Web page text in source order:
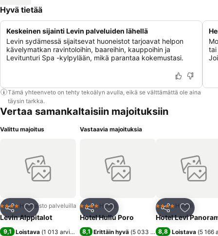
Hyvä tietää
Keskeinen sijainti Levin palveluiden lähellä
Levin sydämessä sijaitsevat huoneistot tarjoavat helpon
kävelymatkan ravintoloihin, baareihin, kauppoihin ja
Levitunturi Spa -kylpylään, mikä parantaa kokemustasi.
tai
Tämä yhteenveto on tehty tekoälyn avulla, eikä se välttämättä ole aina
täysin tarkka.
Vertaa samankaltaisiin majoituksiin
Valittu majoitus
Jaa Lisää suosikkeihin
4 TähtiluokitusHuoneisto palveluilla
Levin Alppitalot
9,1 Loistava (1 013 arviota )
Vastaavia majoituksia
Jaa Lisää suosikkeihin
4 Tähtiluokitus
Hotelli
Hotel Hullu Poro
8,1 Erittäin hyvä (5 033 arviota )
Jaa Lisää
4 Tähtiluokitus
Hotelli
Hotel Levi
8,8 Loistava (5 166